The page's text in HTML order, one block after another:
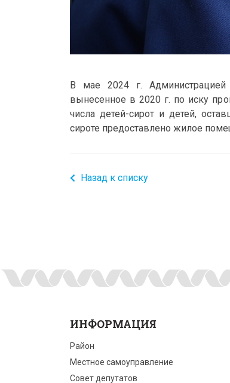
В мае 2024 г. Администрацией
вынесенное в 2020 г. по иску
числа детей-сирот и детей,
сироте предоставлено жилое
Назад к списку
ИНФОРМАЦИЯ
Район
Местное самоуправление
Совет депутатов